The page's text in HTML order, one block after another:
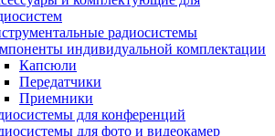
радиосистемы
индивидуальной комплектации
Капсюли
Передатчики
Приемники
для конференций
для фото и видеокамер